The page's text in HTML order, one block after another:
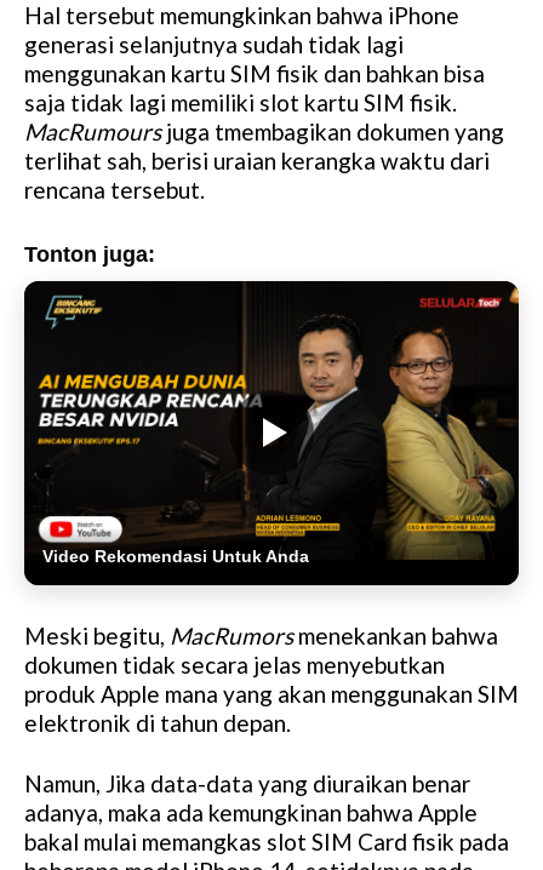
Hal tersebut memungkinkan bahwa iPhone
generasi selanjutnya sudah tidak lagi
menggunakan kartu SIM fisik dan bahkan bisa
saja tidak lagi memiliki slot kartu SIM fisik.
MacRumoursjuga tmembagikan dokumen yang
terlihat sah, berisi uraian kerangka waktu dari
rencana tersebut.
Tonton juga:
Video Rekomendasi Untuk Anda
Meski begitu, MacRumorsmenekankan bahwa
dokumen tidak secara jelas menyebutkan
produk Apple mana yang akan menggunakan SIM
elektronik di tahun depan.
Namun, Jika data-data yang diuraikan benar
adanya, maka ada kemungkinan bahwa Apple
bakal mulai memangkas slot SIM Card fisik pada